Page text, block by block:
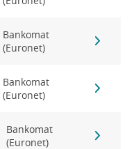
Bankomat
(Euronet)
Bankomat
(Euronet)
Bankomat
(Euronet)